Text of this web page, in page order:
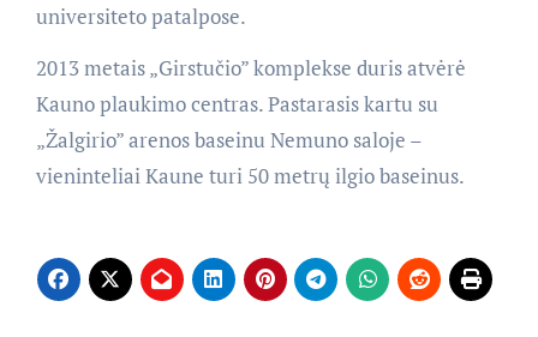
universiteto patalpose.
2013 metais „Girstučio” komplekse duris atvėrė
Kauno plaukimo centras. Pastarasis kartu su
„Žalgirio” arenos baseinu Nemuno saloje –
vieninteliai Kaune turi 50 metrų ilgio baseinus.